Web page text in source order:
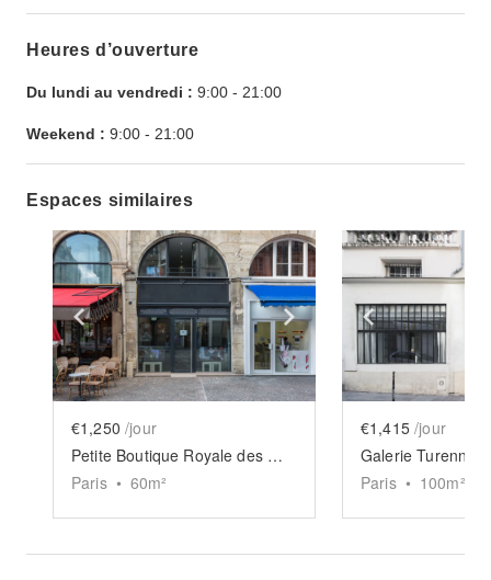
Heures d’ouverture
Du lundi au vendredi : 9:00 - 21:00
Weekend : 9:00 - 21:00
Espaces similaires
Show previous slide Show next slide
€1,250 /jour
Petite Boutique Royale des Halles
Paris • 60m²
Show
€1,415 /jour
Paris • 100m²